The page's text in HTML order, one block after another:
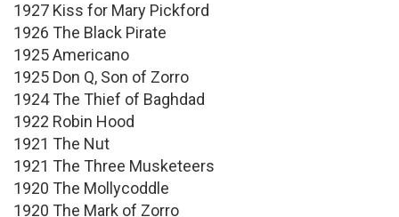
1927 Kiss for Mary Pickford
1926 The Black Pirate
1925 Americano
1925 Don Q, Son of Zorro
1924 The Thief of Baghdad
1922 Robin Hood
1921 The Nut
1921 The Three Musketeers
1920 The Mollycoddle
1920 The Mark of Zorro